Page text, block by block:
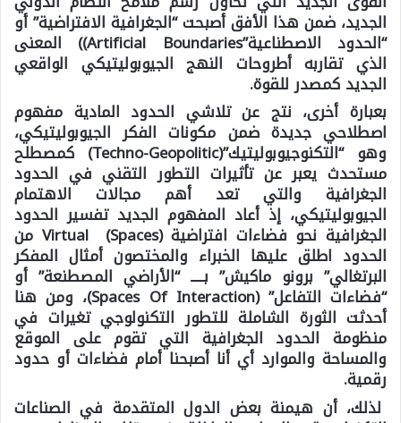
الجديد، ضمن هذا الأفق أصبحت “الجغرافية الافتراضية” أو
“الحدود الاصطناعية”Artificial Boundaries)) المعنى
الذي تقاربه أطروحات النهج الجيوبوليتيكي الواقعي
الجديد كمصدر للقوة.
بعبارة أخرى، نتج عن تلاشي الحدود المادية مفهوم
اصطلاحي جديدة ضمن مكونات الفكر الجيوبوليتيكي،
وهو “التكنوجيوبوليتيك”(Techno-Geopolitic) كمصطلح
مستحدث يعبر عن تأثيرات التطور التقني في الحدود
الجغرافية والتي تعد أهم مجالات الاهتمام
الجيوبوليتيكي، إذ أعاد المفهوم الجديد تفسير الحدود
الجغرافية نحو فضاءات افتراضية (Virtual (Spaces من
الحدود اطلق عليها الخبراء والمختصون أمثال المفكر
البرتغالي” برونو ماكيش” بـــــ “الأراضي المصطنعة” أو
“فضاءات التفاعل” (Spaces Of Interaction)، ومن هنا
أحدثت الثورة الشاملة للتطور التكنولوجي تغيرات في
منظومة الحدود الجغرافية التي تقوم على الموقع
والمساحة والموارد أي أنا أصبحنا أمام فضاءات أو حدود
رقمية.
لذلك، أن هيمنة بعض الدول المتقدمة في الصناعات